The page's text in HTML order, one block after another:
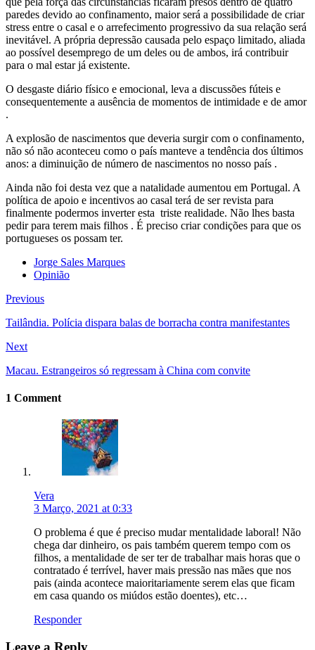
paredes devido ao confinamento, maior será a possibilidade de criar
stress entre o casal e o arrefecimento progressivo da sua relação será
inevitável. A própria depressão causada pelo espaço limitado, aliada
ao possível desemprego de um deles ou de ambos, irá contribuir
para o mal estar já existente.
O desgaste diário físico e emocional, leva a discussões fúteis e
consequentemente a ausência de momentos de intimidade e de amor
.
A explosão de nascimentos que deveria surgir com o confinamento,
não só não aconteceu como o país manteve a tendência dos últimos
anos: a diminuição de número de nascimentos no nosso país .
Ainda não foi desta vez que a natalidade aumentou em Portugal. A
política de apoio e incentivos ao casal terá de ser revista para
finalmente podermos inverter esta triste realidade. Não lhes basta
pedir para terem mais filhos . É preciso criar condições para que os
portugueses os possam ter.
Jorge Sales Marques
Opinião
Previous
Tailândia. Polícia dispara balas de borracha contra manifestantes
Next
Macau. Estrangeiros só regressam à China com convite
1 Comment
Vera
3 Março, 2021 at 0:33
O problema é que é preciso mudar mentalidade laboral! Não
chega dar dinheiro, os pais também querem tempo com os
filhos, a mentalidade de ser ter de trabalhar mais horas que o
contratado é terrível, haver mais pressão nas mães que nos
pais (ainda acontece maioritariamente serem elas que ficam
em casa quando os miúdos estão doentes), etc…
Responder
Leave a Reply